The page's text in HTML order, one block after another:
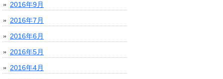
2016年9月
2016年7月
2016年6月
2016年5月
2016年4月